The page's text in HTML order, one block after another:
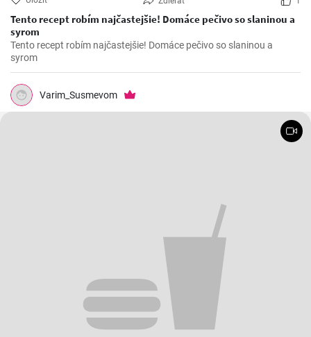
Tento recept robím najčastejšie! Domáce pečivo so slaninou a
syrom
Tento recept robím najčastejšie! Domáce pečivo so slaninou a
syrom
Varim_Susmevom